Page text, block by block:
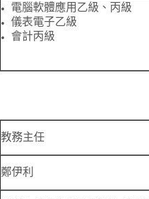
電腦軟體應用乙級、丙級
儀表電子乙級
會計丙級
教務主任
鄭伊利